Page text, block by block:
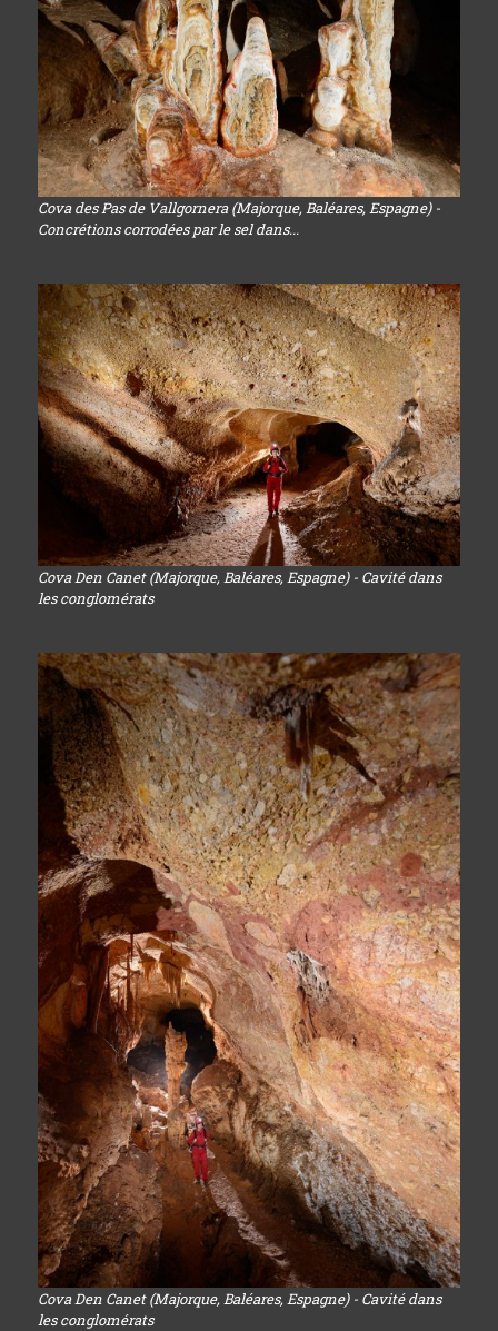
Cova des Pas de Vallgornera (Majorque, Baléares, Espagne) -
Concrétions corrodées par le sel dans...
Cova Den Canet (Majorque, Baléares, Espagne) - Cavité dans
les conglomérats
Cova Den Canet (Majorque, Baléares, Espagne) - Cavité dans
les conglomérats